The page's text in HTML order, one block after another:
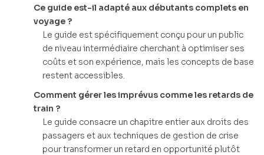
Ce guide est-il adapté aux débutants complets en
voyage ?
Le guide est spécifiquement conçu pour un public
de niveau intermédiaire cherchant à optimiser ses
coûts et son expérience, mais les concepts de base
restent accessibles.
Comment gérer les imprévus comme les retards de
train ?
Le guide consacre un chapitre entier aux droits des
passagers et aux techniques de gestion de crise
pour transformer un retard en opportunité plutôt